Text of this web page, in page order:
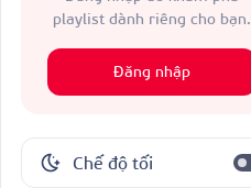
playlist dành riêng cho bạn.
Đăng nhập
Chế độ tối